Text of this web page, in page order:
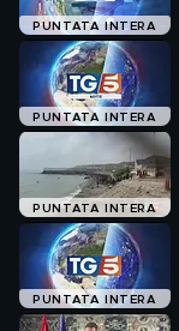
PUNTATA INTERA
PUNTATA INTERA
PUNTATA INTERA
PUNTATA INTERA